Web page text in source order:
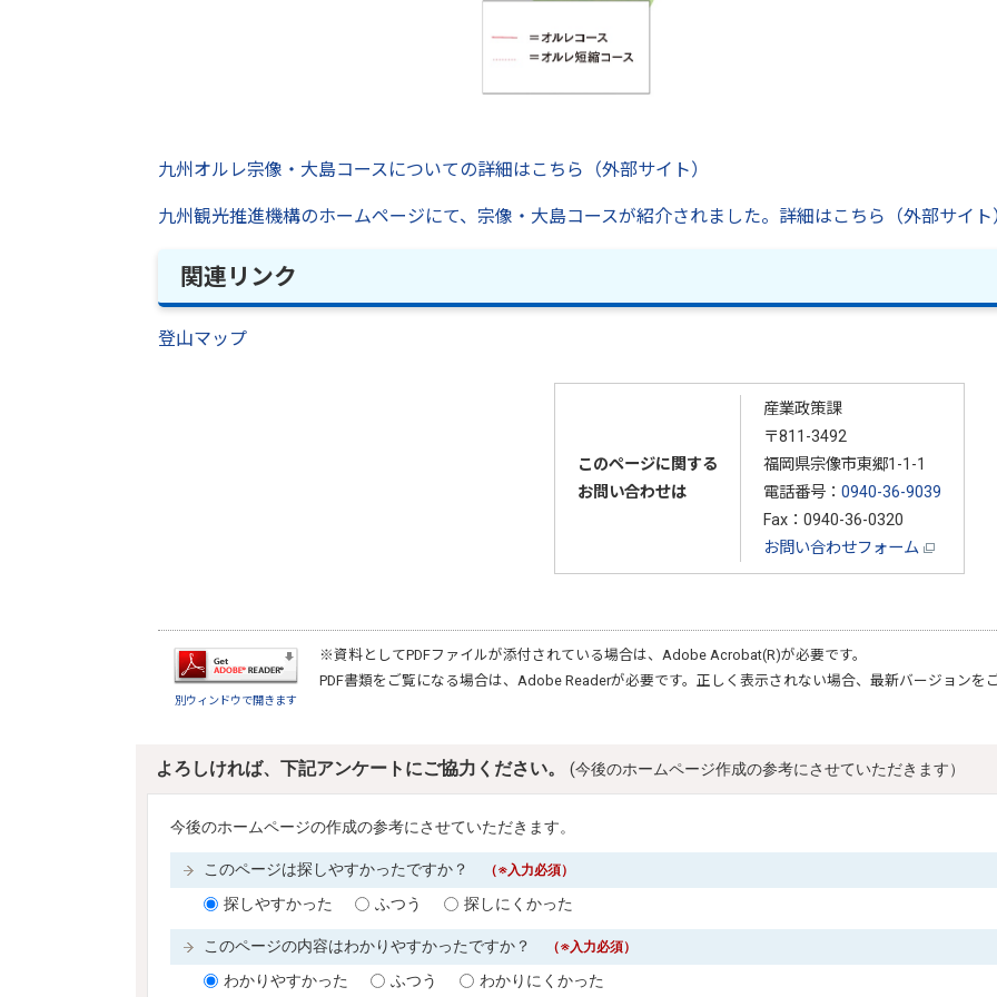
九州オルレ宗像・大島コースについての詳細はこちら（外部サイト）
九州観光推進機構のホームページにて、宗像・大島コースが紹介されました。詳細はこちら（外部サイト
関連リンク
登山マップ
このページに関する
お問い合わせは
産業政策課
〒811-3492
福岡県宗像市東郷1-1-1
電話番号： 0940-36-9039
Fax：0940-36-0320
お問い合わせフォーム
別ウィンドウで開きます
※資料としてPDFファイルが添付されている場合は、 Adobe Acrobat(R)が必要です。
PDF書類をご覧になる場合は、 Adobe Readerが必要です。正しく表示されない場合、最新バージョンを